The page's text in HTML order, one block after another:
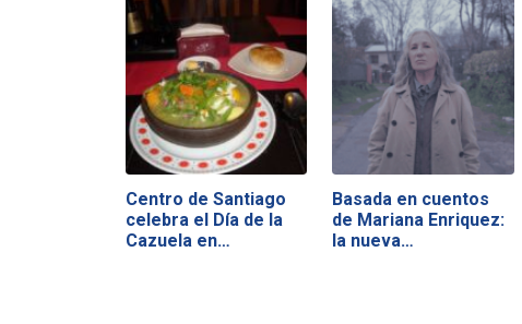
Centro de Santiago
celebra el Día de la
Cazuela en…
Basada en cuentos
de Mariana Enriquez:
la nueva…